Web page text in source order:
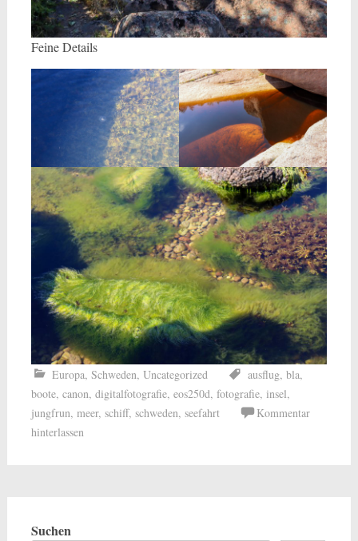
Feine Details
Europa, Schweden, Uncategorized ausflug, bla,
boote, canon, digitalfotografie, eos250d, fotografie, insel,
jungfrun, meer, schiff, schweden, seefahrt
Kommentar
hinterlassen
Suchen